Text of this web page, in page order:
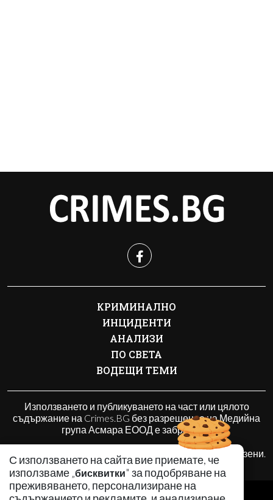
С използването на сайта вие приемате, че
използваме „бисквитки" за подобряване на
преживяването, персонализиране на
КРИМИНАЛНО
ИНЦИДЕНТИ
АНАЛИЗИ
ПО СВЕТА
ВОДЕЩИ ТЕМИ
Използването и публикуването на част или цялото
съдържание на Crimes.BG без разрешение на Медийна
група Асмара ЕООД е забранено.
© 2010 - 2026 | Crimes.BG. Всички права запазени.
РЕКЛАМА